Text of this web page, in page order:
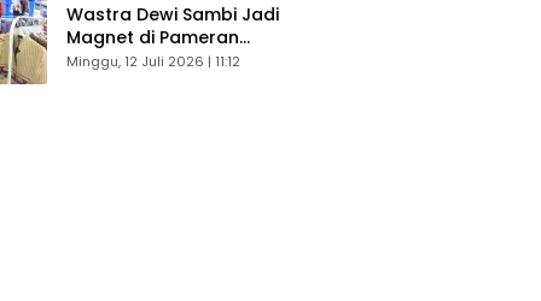
Wastra Dewi Sambi Jadi
Magnet di Pameran
Dekranasda, Banyak Diminati
Minggu, 12 Juli 2026 | 11:12